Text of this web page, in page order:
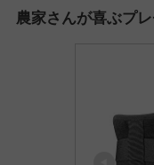
農家さんが喜ぶプ